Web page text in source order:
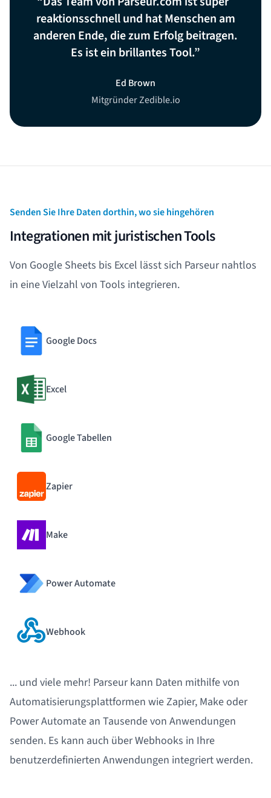
reaktionsschnell und hat Menschen am
anderen Ende, die zum Erfolg beitragen.
Es ist ein brillantes Tool.
Ed Brown
Mitgründer Zedible.io
Senden Sie Ihre Daten dorthin, wo sie hingehören
Integrationen mit juristischen Tools
Von Google Sheets bis Excel lässt sich Parseur nahtlos
in eine Vielzahl von Tools integrieren.
Google Docs
Excel
Google Tabellen
Zapier
Make
Power Automate
Webhook
... und viele mehr! Parseur kann Daten mithilfe von
Automatisierungsplattformen wie Zapier, Make oder
Power Automate an Tausende von Anwendungen
senden. Es kann auch über Webhooks in Ihre
benutzerdefinierten Anwendungen integriert werden.